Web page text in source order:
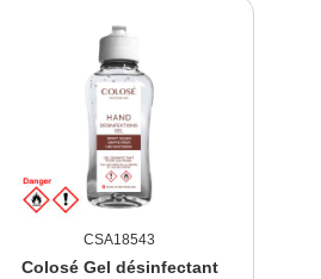
CSA18543
Colosé Gel désinfectant